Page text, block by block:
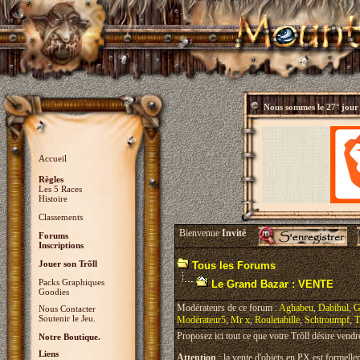
Accueil
Règles
Les 5 Races
Histoire
Classements
Forums
Inscriptions
Jouer son Trõll
Packs Graphiques
Goodies
Nous Contacter
Soutenir le Jeu.
Notre Boutique.
Liens
Nous sommes le27° jour
BienvenueInvité
Tous les Forums
Le Grand Bazar : VENTE
Modérateurs de ce forum :Aghabeu,Dabihul,
Modérateur5,Mr x,Rouletabille,Schtroumpf,
Proposez ici tout ce que votre Trõll désire
Attention: la vente d'objets en PX est